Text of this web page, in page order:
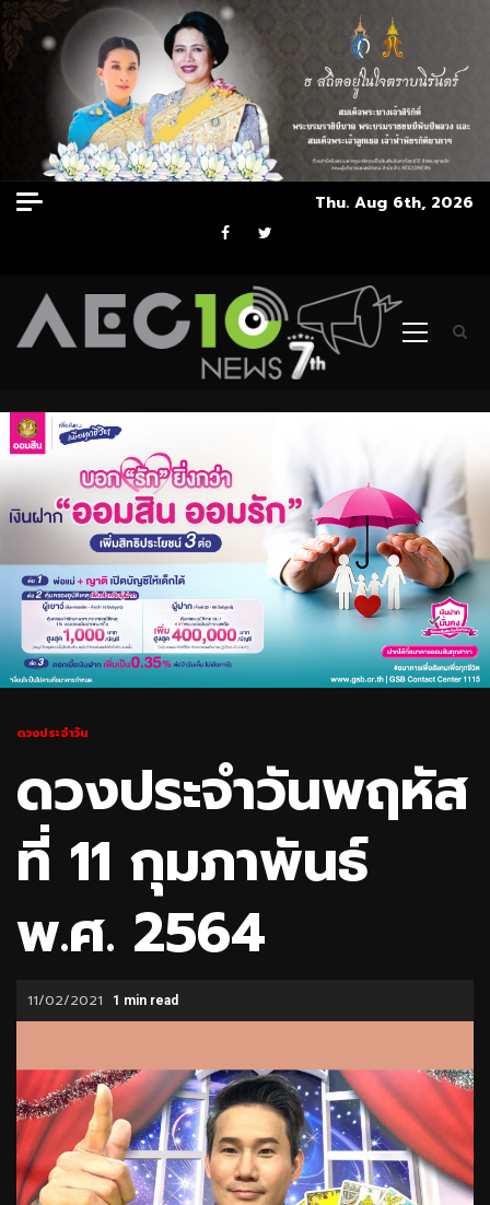
Skip
to
Thu. Aug 6th, 2026
Facebook
Twitter
Primary
ดวงประจำวัน
ดวงประจำวันพฤหัส
ที่ 11 กุมภาพันธ์
พ.ศ. 2564
11/02/2021 1 min read